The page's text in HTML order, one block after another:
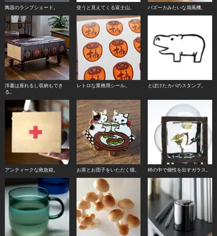
陶器のランプシェード。 使うと見えてくる富士山。 バズーカみたいな扇風機。
洋書は座れるし収納もでき
る。
レトロな業務用シール。 とぼけたカバのスタンプ。
アンティークな救急箱。 お茶とお団子をいただく猫。 枠の中で個性を出すガラス。